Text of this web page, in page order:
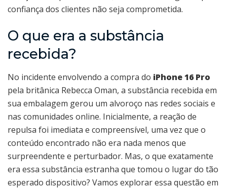
confiança dos clientes não seja comprometida.
O que era a substância
recebida?
No incidente envolvendo a compra do iPhone 16 Pro
pela britânica Rebecca Oman, a substância recebida em
sua embalagem gerou um alvoroço nas redes sociais e
nas comunidades online. Inicialmente, a reação de
repulsa foi imediata e compreensível, uma vez que o
conteúdo encontrado não era nada menos que
surpreendente e perturbador. Mas, o que exatamente
era essa substância estranha que tomou o lugar do tão
esperado dispositivo? Vamos explorar essa questão em